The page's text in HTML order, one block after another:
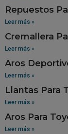
Repuestos
Leer más »
Cremallera
Leer más »
Aros
Leer más »
Llantas Para
Leer más »
Aros Para
Leer más »